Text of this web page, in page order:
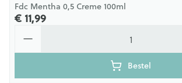
Fdc Mentha 0,5 Creme 100ml
€ 11,99
Bestel